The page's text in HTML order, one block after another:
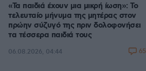
«Τα παιδιά έχουν μια μικρή ίωση»: Το
τελευταίο μήνυμα της μητέρας στον
πρώην σύζυγό της πριν δολοφονήσει
τα τέσσερα παιδιά τους
06.08.2026, 04:44 65